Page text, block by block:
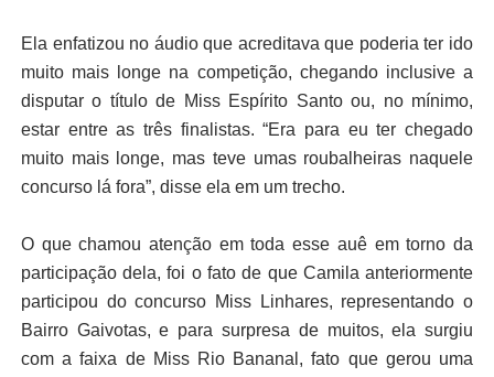
Ela enfatizou no áudio que acreditava que poderia ter ido
muito mais longe na competição, chegando inclusive a
disputar o título de Miss Espírito Santo ou, no mínimo,
estar entre as três finalistas. “Era para eu ter chegado
muito mais longe, mas teve umas roubalheiras naquele
concurso lá fora”, disse ela em um trecho.
O que chamou atenção em toda esse auê em torno da
participação dela, foi o fato de que Camila anteriormente
participou do concurso Miss Linhares, representando o
Bairro Gaivotas, e para surpresa de muitos, ela surgiu
com a faixa de Miss Rio Bananal, fato que gerou uma